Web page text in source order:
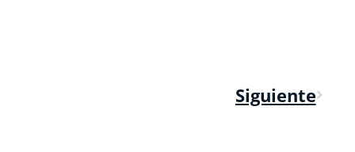
Siguiente